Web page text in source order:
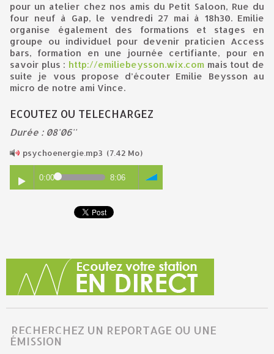
pour un atelier chez nos amis du Petit Saloon, Rue du
four neuf à Gap, le vendredi 27 mai à 18h30. Emilie
organise également des formations et stages en
groupe ou individuel pour devenir praticien Access
bars, formation en une journée certifiante, pour en
savoir plus : http://emiliebeysson.wix.com mais tout de
suite je vous propose d’écouter Emilie Beysson au
micro de notre ami Vince.
ECOUTEZ OU TELECHARGEZ
Durée : 08'06''
psychoenergie.mp3 (7.42 Mo)
0:00 8:06
RECHERCHEZ UN REPORTAGE OU UNE
ÉMISSION